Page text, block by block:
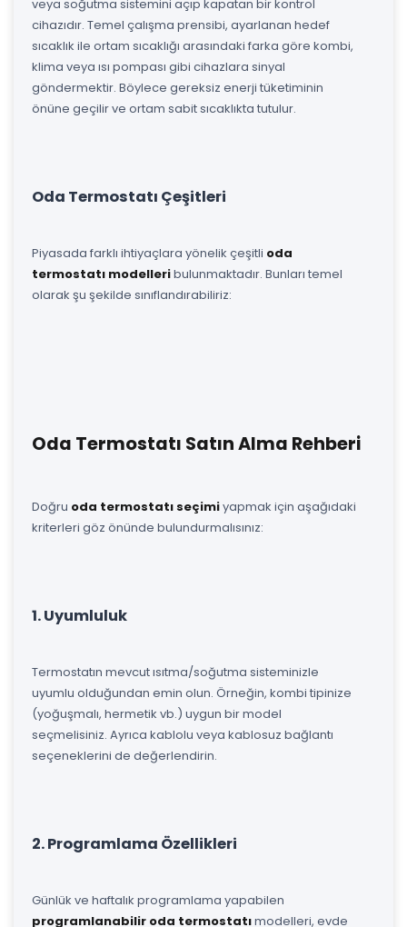
veya soğutma sistemini açıp kapatan bir kontrol
cihazıdır. Temel çalışma prensibi, ayarlanan hedef
sıcaklık ile ortam sıcaklığı arasındaki farka göre kombi,
klima veya ısı pompası gibi cihazlara sinyal
göndermektir. Böylece gereksiz enerji tüketiminin
önüne geçilir ve ortam sabit sıcaklıkta tutulur.
Oda Termostatı Çeşitleri
Piyasada farklı ihtiyaçlara yönelik çeşitli oda
termostatı modelleribulunmaktadır. Bunları temel
olarak şu şekilde sınıflandırabiliriz:
Oda Termostatı Satın Alma Rehberi
Doğru oda termostatı seçimiyapmak için aşağıdaki
kriterleri göz önünde bulundurmalısınız:
1. Uyumluluk
Termostatın mevcut ısıtma/soğutma sisteminizle
uyumlu olduğundan emin olun. Örneğin, kombi tipinize
(yoğuşmalı, hermetik vb.) uygun bir model
seçmelisiniz. Ayrıca kablolu veya kablosuz bağlantı
seçeneklerini de değerlendirin.
2. Programlama Özellikleri
Günlük ve haftalık programlama yapabilen
programlanabilir oda termostatımodelleri, evde